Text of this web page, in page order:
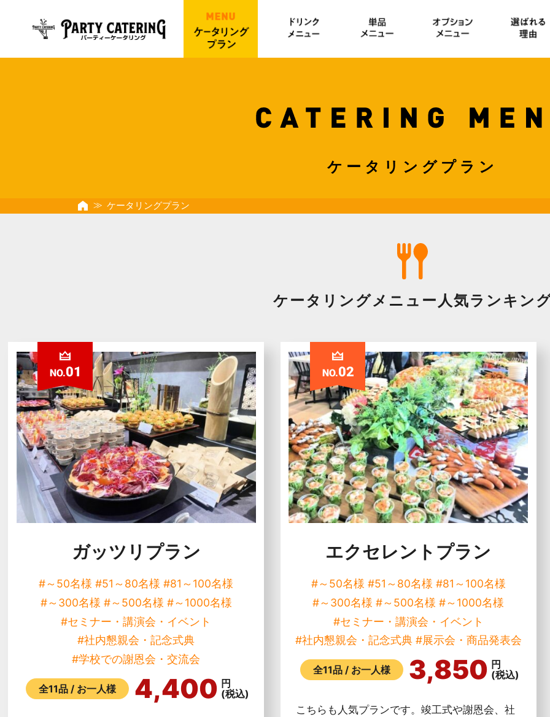
ケータリングプラン
ケータリングプラン
ケータリングメニュー 人気ランキン
ガッツリプラン
#～50名様 #51～80名様 #81～100名様
#～300名様 #～500名様 #～1000名様
#セミナー・講演会・イベント
#社内懇親会・記念式典
#学校での謝恩会・交流会
全11品 / お一人様 4,400 円
(税込)
エクセレントプラン
#～50名様 #51～80名様 #81～100名様
#～300名様 #～500名様 #～1000名様
#セミナー・講演会・イベント
#社内懇親会・記念式典 #展示会・商品発表会
全11品 / お一人様 3,850 円
(税込)
こちらも人気プランです。竣工式や謝恩会、社